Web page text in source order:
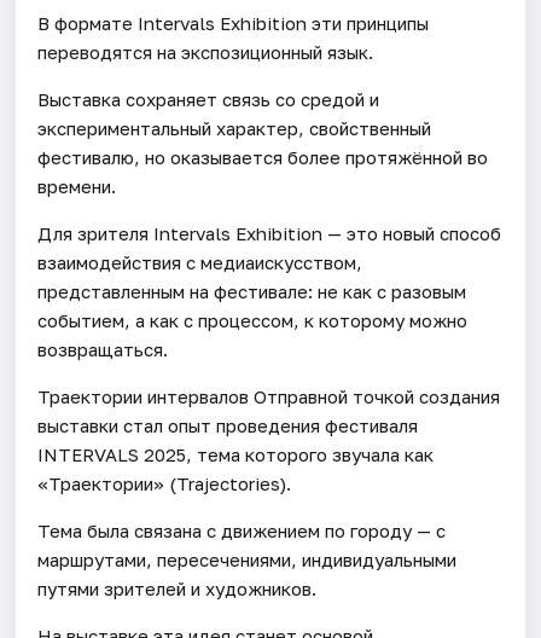
В формате Intervals Exhibition эти принципы
переводятся на экспозиционный язык.
Выставка сохраняет связь со средой и
экспериментальный характер, свойственный
фестивалю, но оказывается более протяжённой во
времени.
Для зрителя Intervals Exhibition — это новый способ
взаимодействия с медиаискусством,
представленным на фестивале: не как с разовым
событием, а как с процессом, к которому можно
возвращаться.
Траектории интервалов Отправной точкой создания
выставки стал опыт проведения фестиваля
INTERVALS 2025, тема которого звучала как
«Траектории» (Trajectories).
Тема была связана с движением по городу — с
маршрутами, пересечениями, индивидуальными
путями зрителей и художников.